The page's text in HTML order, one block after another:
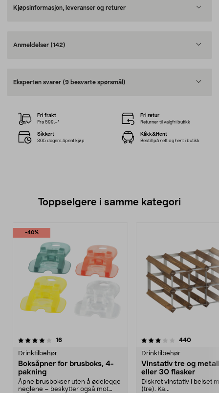
Kjøpsinformasjon, leveranser og returer
Anmeldelser (142)
Eksperten svarer (9 besvarte spørsmål)
Fri frakt
Fra 599,–*
Fri retur
Returner til valgfri butikk
Sikkert
365 dagers åpent kjøp
Klikk&Hent
Bestill på nett og hent i butikk
Toppselgere i samme kategori
-40%
16anmeldelser
Drinktilbehør
Boksåpner for brusboks, 4-
pakning
Åpne brusbokser uten å ødelegge
neglene – beskytter også mot
3.5 av 5 stjerner 440
Drinktilbehør
Vinstativ tre og
eller 30 flasker
Diskret vinstativ i beiset
(tre). Ka...
4.0 av 5 stjerner